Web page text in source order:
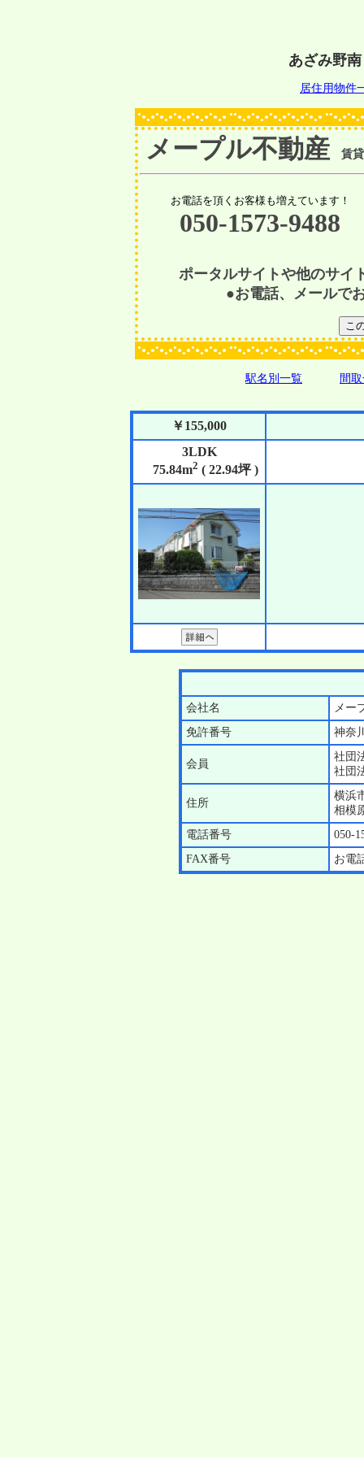
あざみ野
居住用物件
● ●● ●● ●● ●● ●● ●● ●● ●● ●● ● ●● ●● ●● ●● ●● ●● ●● ●● ●● ●● ● ●● ●● ●● ●● ●
メープル不動産賃貸
お電話を頂くお客様も増えています！
050-1573-9488
ポータルサイトや他のサイ
●お電話、メールで
● ●● ●● ●● ●● ●● ●● ●● ●● ●● ● ●● ●● ●● ●● ●● ●● ●● ●● ●● ●● ● ●● ●● ●● ●● ●
駅名別一覧 間
￥155,000
3LDK
75.84m2 ( 22.94坪 )
会社名
メー
免許番号
神奈
会員
社団
社団
住所
横浜
相模
電話番号
050-
FAX番号
お電